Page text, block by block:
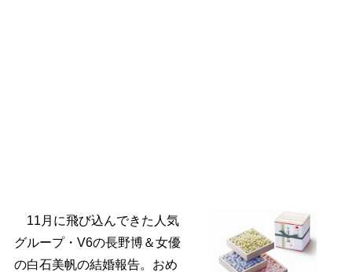
11月に飛び込んできた人気
グループ・V6の長野博＆女優
の白石美帆の結婚報告。おめ